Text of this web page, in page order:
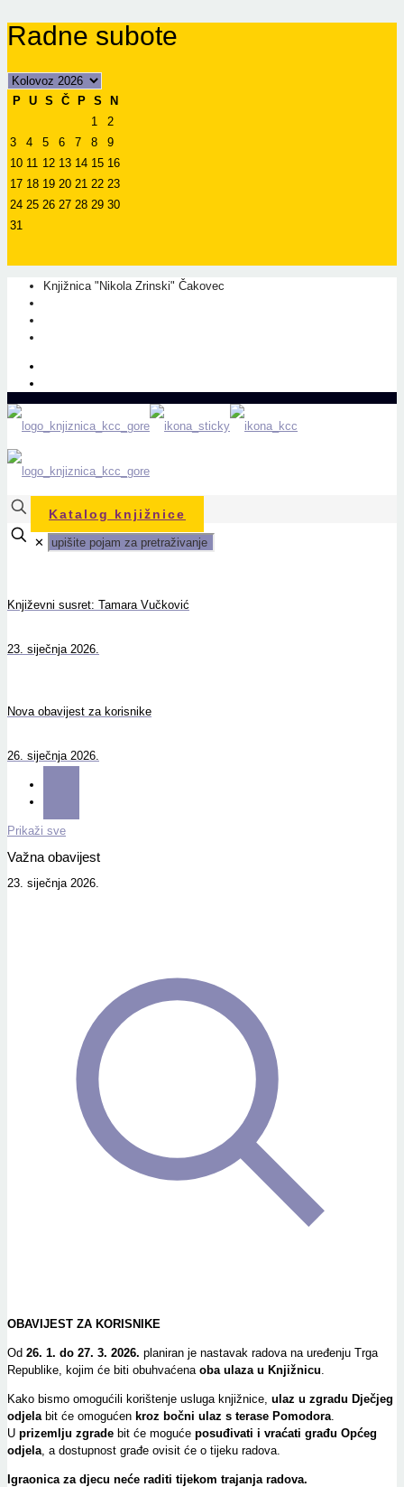
Radne subote
P U S Č P S
N
1
2
3
4 5 6 7 8
9
10 11 12 13 14 15 16
17 18 19 20 21 22 23
24 25 26 27 28 29 30
31
Knjižnica "Nikola Zrinski" Čakovec
Katalog knjižnice
✕
Književni susret: Tamara Vučković
23. siječnja 2026.
Nova obavijest za korisnike
26. siječnja 2026.
Prikaži sve
Važna obavijest
23. siječnja 2026.
OBAVIJEST ZA KORISNIKE
Od 26. 1. do 27. 3. 2026. planiran je nastavak radova na uređenju Trga
Republike, kojim će biti obuhvaćena oba ulaza u Knjižnicu.
Kako bismo omogućili korištenje usluga knjižnice, ulaz u zgradu Dječjeg
odjelabit će omogućen kroz bočni ulaz s terase Pomodora.
U prizemlju zgrade bit će moguće posuđivati i vraćati građu Općeg
odjela, a dostupnost građe ovisit će o tijeku radova.
Igraonica za djecu neće raditi tijekom trajanja radova.